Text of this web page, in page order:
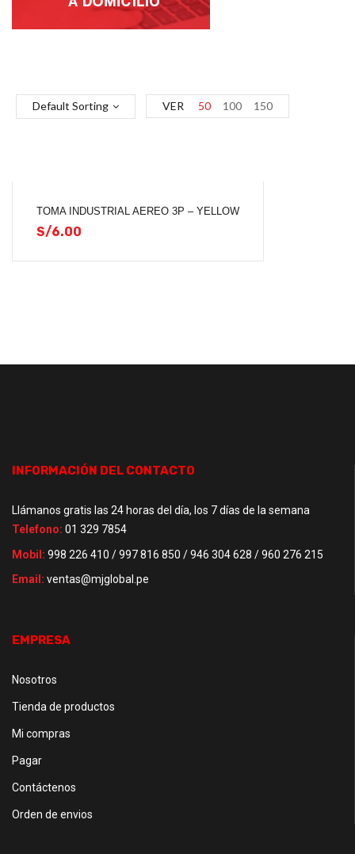
Default Sorting VER 50 100 150
TOMA INDUSTRIAL AEREO 3P – YELLOW
S/6.00
INFORMACIÓN DEL CONTACTO
Llámanos gratis las 24 horas del día, los 7 días de la semana
Telefono: 01 329 7854
Mobil: 998 226 410 / 997 816 850 / 946 304 628 / 960 276 215
Email: ventas@mjglobal.pe
EMPRESA
Nosotros
Tienda de productos
Mi compras
Pagar
Contáctenos
Orden de envios